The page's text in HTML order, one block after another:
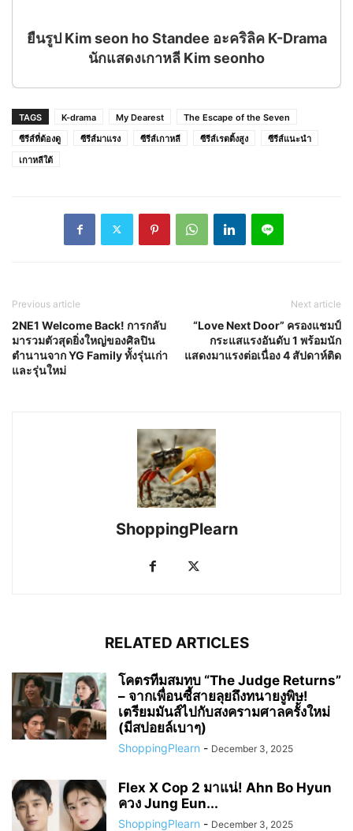
ยืนรูป Kim seon ho Standee อะคริลิค K-Drama
นักแสดงเกาหลี Kim seonho
TAGS K-drama My Dearest
The Escape of the Seven
ซีรีส์ที่ต้องดู
ซีรีส์มาแรง ซีรีส์เกาหลี ซีรีส์เรตติ้งสูง
ซีรีส์แนะนำ
เกาหลีใต้
Previous article
2NE1 Welcome Back! การกลับ
มารวมตัวสุดยิ่งใหญ่ของศิลปิน
ตำนานจาก YG Family ทั้งรุ่นเก่า
และรุ่นใหม่
Next article
“Love Next Door” ครองแชมป์
กระแสแรงอันดับ 1 พร้อมนัก
แสดงมาแรงต่อเนื่อง 4 สัปดาห์ติด
ShoppingPlearn
RELATED ARTICLES
โคตรทีมสมทบ “The Judge Returns”
– จากเพื่อนซี้สายลุยถึงทนายงูพิษ!
เตรียมมันส์ไปกับสงครามศาลครั้งใหม่
(มีสปอยล์เบาๆ)
ShoppingPlearn - December 3, 2025
Flex X Cop 2 มาแน่! Ahn Bo Hyun
ควง Jung Eun...
ShoppingPlearn - December 3, 2025